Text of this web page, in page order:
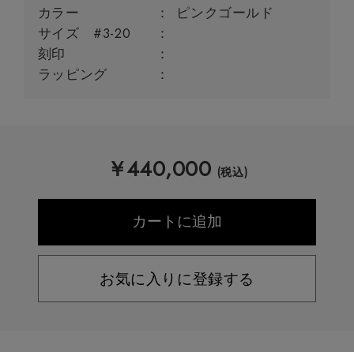
カラー
ピンクゴールド
サイズ #3-20
刻印
ラッピング
￥440,000 (税込)
お気に入りに登録する